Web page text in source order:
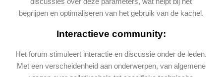
begrijpen en optimaliseren van het gebruik van de kachel.
Interactieve community:
Het forum stimuleert interactie en discussie onder de leden.
Met een verscheidenheid aan onderwerpen, van algemene